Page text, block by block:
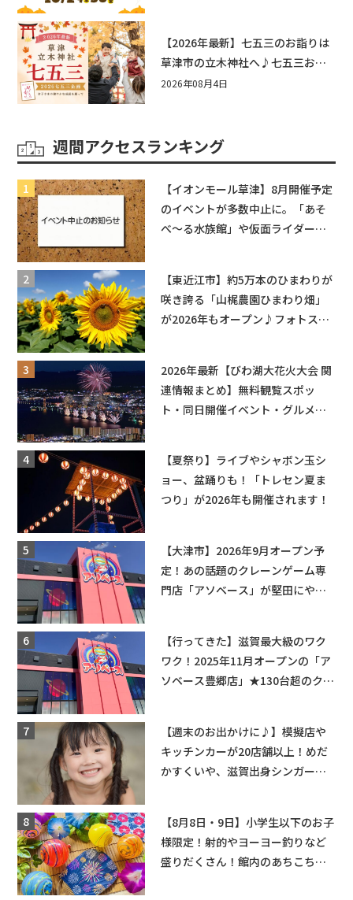
【2026年最新】七五三のお詣りは
草津市の立木神社へ♪七五三お祝
い企画をご紹介！
2026年08月4日
週間アクセスランキング
【イオンモール草津】8月開催予定
のイベントが多数中止に。「あそ
べ〜る水族館」や仮面ライダーシ
【東近江市】約5万本のひまわりが
咲き誇る「山梶農園ひまわり畑」
が2026年もオープン♪フォトスポ
2026年最新【びわ湖大花火大会 関
連情報まとめ】無料観覧スポッ
ト・同日開催イベント・グルメマ
【夏祭り】ライブやシャボン玉シ
ョー、盆踊りも！「トレセン夏ま
つり」が2026年も開催されます！
【大津市】2026年9月オープン予
定！あの話題のクレーンゲーム専
門店「アソベース」が堅田にやっ
【行ってきた】滋賀最大級のワク
ワク！2025年11月オープンの「ア
ソベース豊郷店」★130台超のクレ
【週末のお出かけに♪】模擬店や
キッチンカーが20店舗以上！めだ
かすくいや、滋賀出身シンガーソ
【8月8日・9日】小学生以下のお子
様限定！射的やヨーヨー釣りなど
盛りだくさん！館内のあちこちに